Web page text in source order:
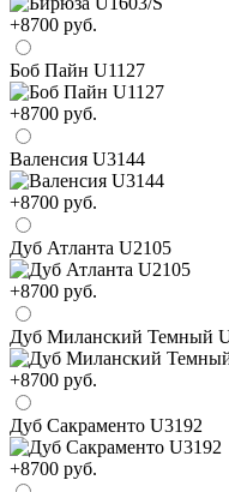
+8700 руб.
Боб Пайн U1127
+8700 руб.
Валенсия U3144
+8700 руб.
Дуб Атланта U2105
+8700 руб.
Дуб Миланский Темный
+8700 руб.
Дуб Сакраменто U3192
+8700 руб.